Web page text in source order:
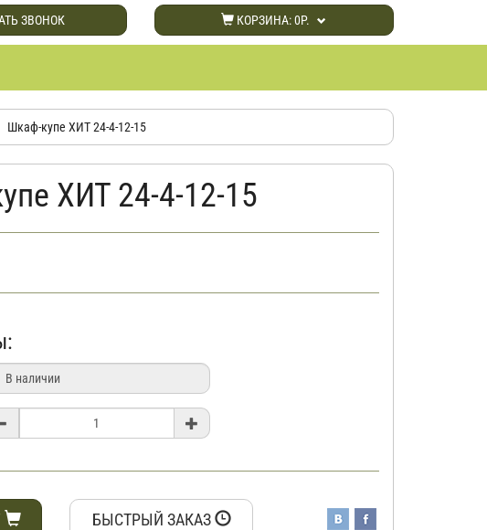
ЗВОНОК КОРЗИНА:0Р.
Шкаф-купе ХИТ 24-4-12-15
ХИТ 24-4-12-15
БЫСТРЫЙ ЗАКАЗ